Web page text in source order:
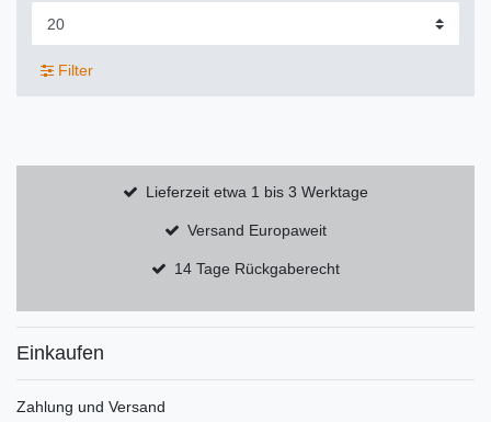
Filter
Lieferzeit etwa 1 bis 3 Werktage
Versand Europaweit
14 Tage Rückgaberecht
Einkaufen
Zahlung und Versand